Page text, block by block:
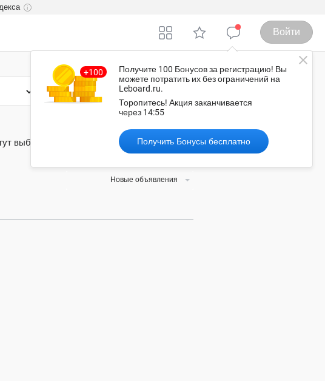
i
Войти
Получите 100 Бонусовза регистрацию! Вы
можете потратить их без ограничений на
Leboard.ru.
Торопитесь! Акция заканчивается
через 14:55
Получить Бонусы бесплатно
Уфа
выбрать нужные вам товар или услугу, а
Новые объявления